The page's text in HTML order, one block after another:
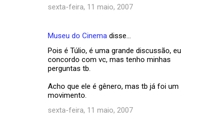
sexta-feira, 11 maio, 2007
Museu do Cinema disse…
Pois é Túlio, é uma grande discussão, eu
concordo com vc, mas tenho minhas
perguntas tb.
Acho que ele é gênero, mas tb já foi um
movimento.
sexta-feira, 11 maio, 2007